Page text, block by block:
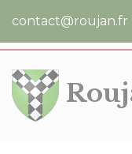
contact@roujan.fr